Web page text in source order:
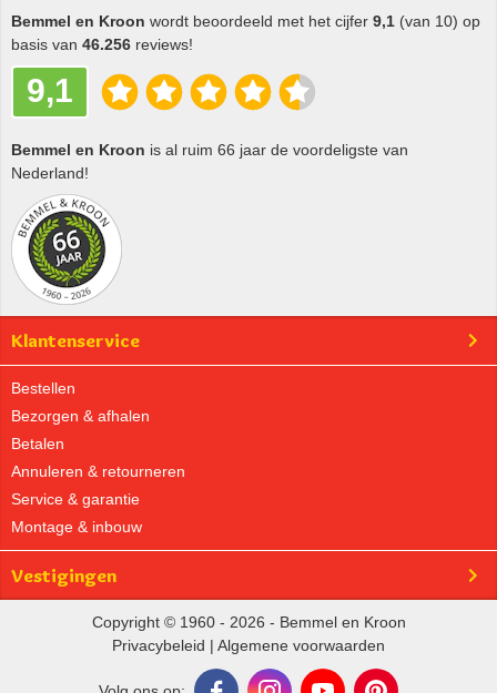
Bemmel en Kroon wordt beoordeeld met het cijfer 9,1 (van 10) op
basis van 46.256 reviews!
9,1
Bemmel en Kroon is al ruim 66 jaar de voordeligste van
Nederland!
Klantenservice
Bestellen
Bezorgen & afhalen
Betalen
Annuleren & retourneren
Service & garantie
Montage & inbouw
Vestigingen
Copyright © 1960 - 2026 - Bemmel en Kroon
Privacybeleid | Algemene voorwaarden